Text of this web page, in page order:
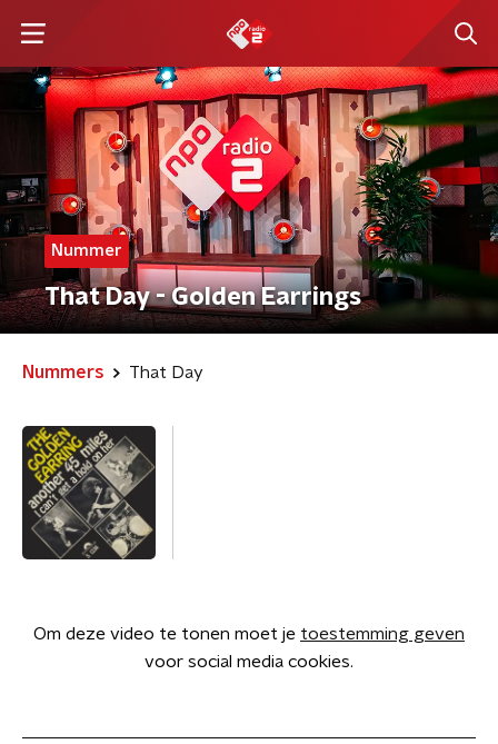
Nummer
That Day - Golden Earrings
Nummers That Day
Om deze video te tonen moet je toestemming geven
voor social media cookies.